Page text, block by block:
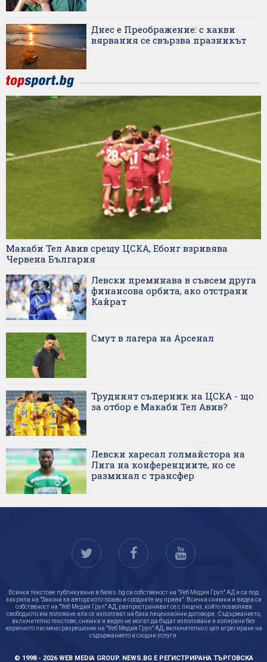
Днес е Преображение: с какви
вярвания се свързва празникът
Макаби Тел Авив срещу ЦСКА, Ебонг взривява
Червена България
Левски преминава в съвсем друга
финансова орбита, ако отстрани
Кайрат
Смут в лагера на Арсенал
Трудният съперник на ЦСКА - що
за отбор е Макаби Тел Авив?
Левски харесал голмайстора на
Лига на конференциите, но се
разминал с трансфер
Всички текстове публикувани в News.bg са собственост на "Уеб Медия Груп" АД и са под
закрила на "Закона за авторското право и сродните му права". Всички снимки и видеа са
собственост на "Уеб Медия Груп" АД, разпространяват се с лиценз, който позволява
свободното им ползване или се използват на база лицензионни договори. Съдържанието,
включително текстове, снимки и видео не могат да бъдат използвани и копирани без
изричното писмено разрешение на "Уеб Медия Груп" АД, включително с цел агрегиране на
съдържанието и сходни услуги.
© 1998 - 2026 WEB MEDIA GROUP. NEWS.BG Е РЕГИСТРИРАНА ТЪРГОВСКА